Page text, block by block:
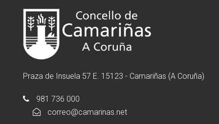
Praza de Insuela 57 E. 15123 - Camariñas (A Coruña)
981 736 000
correo@camarinas.net